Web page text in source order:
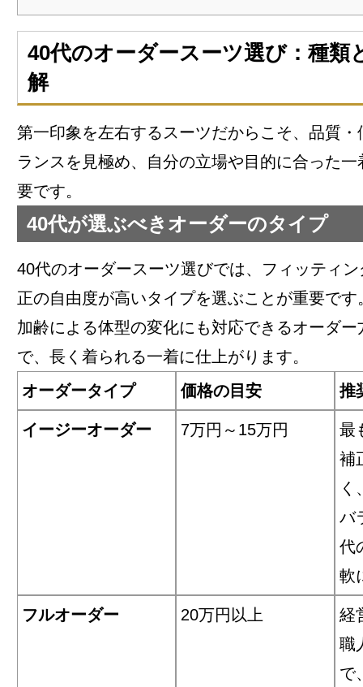
40代のオーダースーツ選び：種類
解
第一印象を左右するスーツだからこそ、品質
ランスを見極め、自分の立場や目的に合った
要です。
40代が選ぶべきオーダーのタイプ
40代のオーダースーツ選びでは、フィッティ
正の自由度が高いタイプを選ぶことが重要です
加齢による体型の変化にも対応できるオーダー
で、長く着られる一着に仕上がります。
オーダータイプ
価格の目安 推
イージーオーダー 7万円～15万円
最
補
く
バ
代
軟
フルオーダー 20万円以上
経
職
で